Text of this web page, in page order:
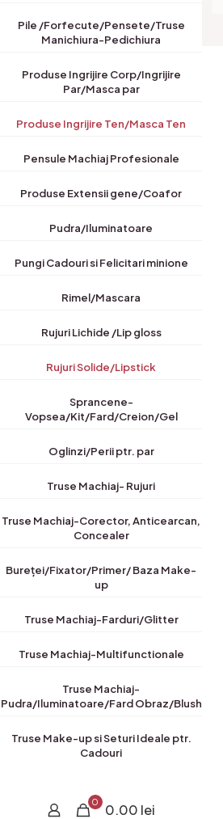
Pile /Forfecute/Pensete/Truse
Manichiura-Pedichiura
Produse Ingrijire Corp/Ingrijire
Par/Masca par
Produse Ingrijire Ten/Masca Ten
Pensule Machiaj Profesionale
Produse Extensii gene/Coafor
Pudra/Iluminatoare
Pungi Cadouri si Felicitari minione
Rimel/Mascara
Rujuri Lichide /Lip gloss
Rujuri Solide/Lipstick
Sprancene-
Vopsea/Kit/Fard/Creion/Gel
Oglinzi/Perii ptr. par
Truse Machiaj- Rujuri
Truse Machiaj-Corector, Anticearcan,
Concealer
Bureței/Fixator/Primer/ Baza Make-
up
Truse Machiaj-Farduri/Glitter
Truse Machiaj-Multifunctionale
Truse Machiaj-
Pudra/Iluminatoare/Fard Obraz/Blush
Truse Make-up si Seturi Ideale ptr.
Cadouri
0 0.00 lei